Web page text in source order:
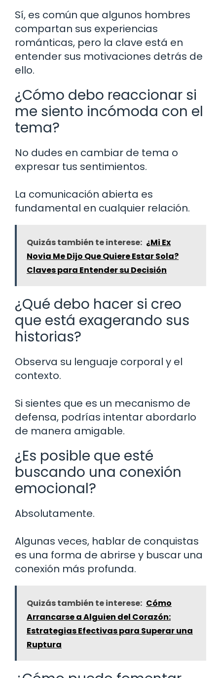
Sí, es común que algunos hombres
compartan sus experiencias
románticas, pero la clave está en
entender sus motivaciones detrás de
ello.
¿Cómo debo reaccionar si
me siento incómoda con el
tema?
No dudes en cambiar de tema o
expresar tus sentimientos.
La comunicación abierta es
fundamental en cualquier relación.
Quizás también te interese: ¿Mi Ex
Novia Me Dijo Que Quiere Estar Sola?
Claves para Entender su Decisión
¿Qué debo hacer si creo
que está exagerando sus
historias?
Observa su lenguaje corporal y el
contexto.
Si sientes que es un mecanismo de
defensa, podrías intentar abordarlo
de manera amigable.
¿Es posible que esté
buscando una conexión
emocional?
Absolutamente.
Algunas veces, hablar de conquistas
es una forma de abrirse y buscar una
conexión más profunda.
Quizás también te interese: Cómo
Arrancarse a Alguien del Corazón:
Estrategias Efectivas para Superar una
Ruptura